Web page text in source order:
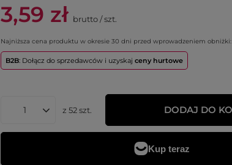
3,59 zł brutto/szt.
Najniższa cena produktu w okresie 30 dni przed wprowadzeniem
B2B: Dołącz do sprzedawców i uzyskajceny hurtowe
z52szt. DODAJ DO